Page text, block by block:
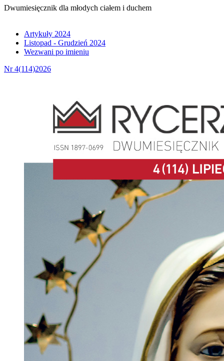
Dwumiesięcznik dla młodych ciałem i duchem
Artykuły 2024
Listopad - Grudzień 2024
Wezwani po imieniu
Nr 4(114)2026